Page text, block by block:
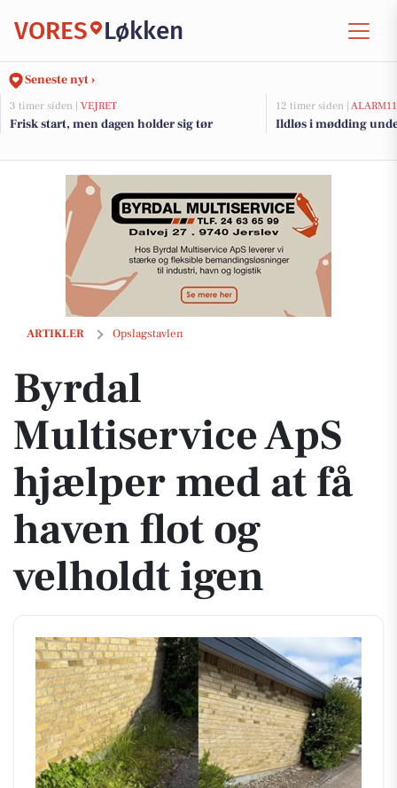
VORES Løkken
Seneste nyt ›
3 timer siden | VEJRET
Frisk start, men dagen holder sig tør
12 timer siden |
Ildløs i mødding
ARTIKLER Opslagstavlen
Byrdal Multiservice ApS hjælper med at få haven flot og velholdt igen
Byrdal
Multiservice ApS
hjælper med at få
haven flot og
velholdt igen